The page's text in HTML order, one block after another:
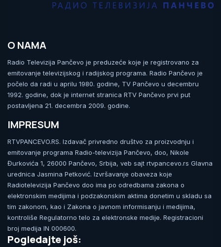
O NAMA
Radio Televizija Pančevo je preduzeće koje je registrovano za
emitovanje televizijskog i radijskog programa. Radio Pančevo je
počelo da radi u aprilu 1980. godine, TV Pančevo u decembru
1992. godine, dok je internet stranica RTV Pančevo prvi put
postavljena 21. decembra 2009. godine.
IMPRESUM
RTVPANCEVO.RS. Izdavač privredno društvo za proizvodnju i
emitovanje programa Radio-televizija Pančevo, doo, Nikole
Đurkovića 1, 26000 Pančevo, Srbija, veb sajt rtvpancevo.rs Glavna
urednica Jasmina Petković. Izvršavanje obaveza koje
Radiotelevizija Pančevo doo ima po odredbama zakona o
elektronskim medijima i podzakonskim aktima donetim u skladu sa
tim zakonom, kao i Zakona o javnom informisanju i medijima,
kontroliše Regulatorno telo za elektronske medije. Registracioni
broj medija IN 000600.
Pogledajte još: